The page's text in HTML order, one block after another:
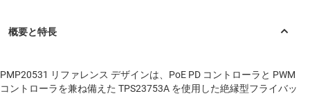
PMP20531 リファレンス デザインは、PoE PD コントローラと PWM
コントローラを兼ね備えた TPS23753A を使用した絶縁型フライバッ